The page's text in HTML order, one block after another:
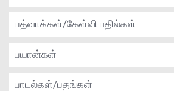
பத்வாக்கள்/கேள்வி பதில்கள்
பயான்கள்
பாடல்கள்/பதங்கள்